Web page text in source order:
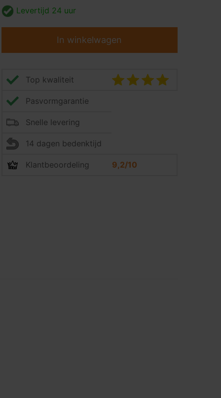
Levertijd 24 uur
In winkelwagen
Top kwaliteit
Pasvormgarantie
Snelle levering
14 dagen bedenktijd
Klantbeoordeling 9,2/10